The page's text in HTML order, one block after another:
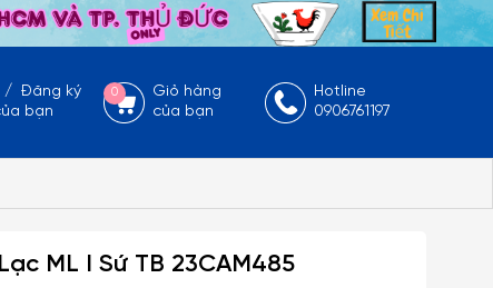
/Đăng ký
bạn
0
Giỏ hàng
của bạn
Hotline
0906761197
ML I Sứ TB 23CAM485